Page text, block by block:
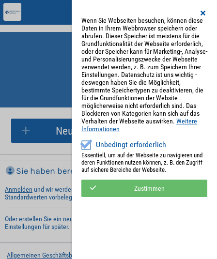
Parkplatzreservierung
Sie haben bereits ein Konto?
Anmelden und wir werden die notwendigen Informationen mit Ihren
Standardwerten vorbelegen.
Oder erstellen Sie ein neues Benutzerkonto
Einstellungen für später.
Neue Parkplatzreservierung
Allgemeinen Geschäftsbedingungen
Wenn Sie Webseiten besuchen, können diese
Daten in Ihrem Webbrowser speichern oder
abrufen. Dieser Speicher ist meistens für die
Grundfunktionalität der Webseite erforderlich,
oder der Speicher kann für Marketing-, Analyse-
und Personalisierungszwecke der Webseite
verwendet werden, z. B. zum Speichern Ihrer
Einstellungen. Datenschutz ist uns wichtig -
deswegen haben Sie die Möglichkeit,
bestimmte Speichertypen zu deaktivieren, die
für die Grundfunktionen der Website
möglicherweise nicht erforderlich sind. Das
Blockieren von Kategorien kann sich auf das
Verhalten der Webseite auswirken. Weitere
Informationen
Unbedingt erforderlich
Essentiell, um auf der Webseite zu navigieren und
deren Funktionen nutzen können, z. B. den Zugriff
auf sichere Bereiche der Webseite.
Zustimmen